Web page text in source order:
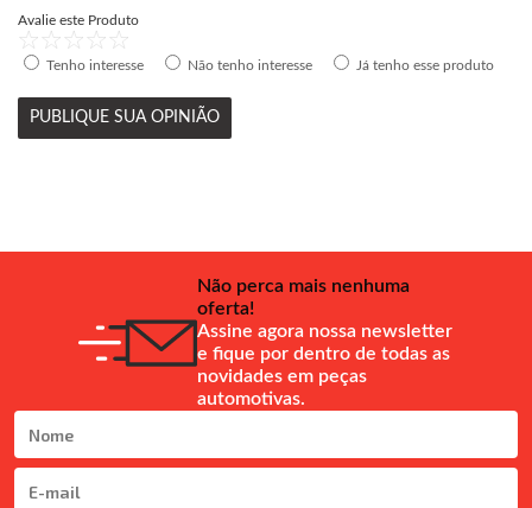
Avalie este Produto
Tenho interesse Não tenho interesse Já tenho esse produto
PUBLIQUE SUA OPINIÃO
Não perca mais nenhuma
oferta!
Assine agora nossa newsletter
e fique por dentro de todas as
novidades em peças
automotivas.